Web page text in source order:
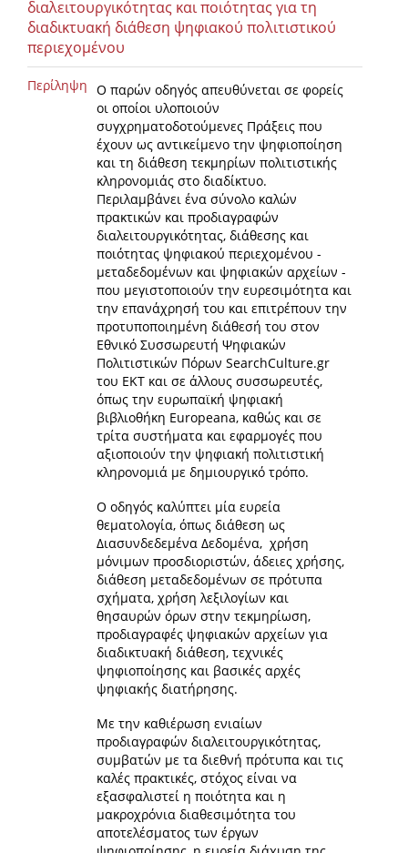
διαλειτουργικότητας και ποιότητας για τη
διαδικτυακή διάθεση ψηφιακού πολιτιστικού
περιεχομένου
Περίληψη Ο παρών οδηγός απευθύνεται σε φορείς
οι οποίοι υλοποιούν
συγχρηματοδοτούμενες Πράξεις που
έχουν ως αντικείμενο την ψηφιοποίηση
και τη διάθεση τεκμηρίων πολιτιστικής
κληρονομιάς στο διαδίκτυο.
Περιλαμβάνει ένα σύνολο καλών
πρακτικών και προδιαγραφών
διαλειτουργικότητας, διάθεσης και
ποιότητας ψηφιακού περιεχομένου -
μεταδεδομένων και ψηφιακών αρχείων -
που μεγιστοποιούν την ευρεσιμότητα και
την επανάχρησή του και επιτρέπουν την
προτυποποιημένη διάθεσή του στον
Εθνικό Συσσωρευτή Ψηφιακών
Πολιτιστικών Πόρων SearchCulture.gr
του ΕΚΤ και σε άλλους συσσωρευτές,
όπως την ευρωπαϊκή ψηφιακή
βιβλιοθήκη Europeana, καθώς και σε
τρίτα συστήματα και εφαρμογές που
αξιοποιούν την ψηφιακή πολιτιστική
κληρονομιά με δημιουργικό τρόπο.
Ο οδηγός καλύπτει μία ευρεία
θεματολογία, όπως διάθεση ως
Διασυνδεδεμένα Δεδομένα, χρήση
μόνιμων προσδιοριστών, άδειες χρήσης,
διάθεση μεταδεδομένων σε πρότυπα
σχήματα, χρήση λεξιλογίων και
θησαυρών όρων στην τεκμηρίωση,
προδιαγραφές ψηφιακών αρχείων για
διαδικτυακή διάθεση, τεχνικές
ψηφιοποίησης και βασικές αρχές
ψηφιακής διατήρησης.
Με την καθιέρωση ενιαίων
προδιαγραφών διαλειτουργικότητας,
συμβατών με τα διεθνή πρότυπα και τις
καλές πρακτικές, στόχος είναι να
εξασφαλιστεί η ποιότητα και η
μακροχρόνια διαθεσιμότητα του
αποτελέσματος των έργων